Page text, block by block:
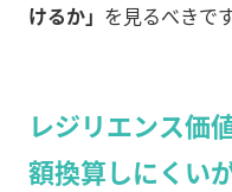
けるか」 を見るべきです
レジリエンス価
額換算しにくい